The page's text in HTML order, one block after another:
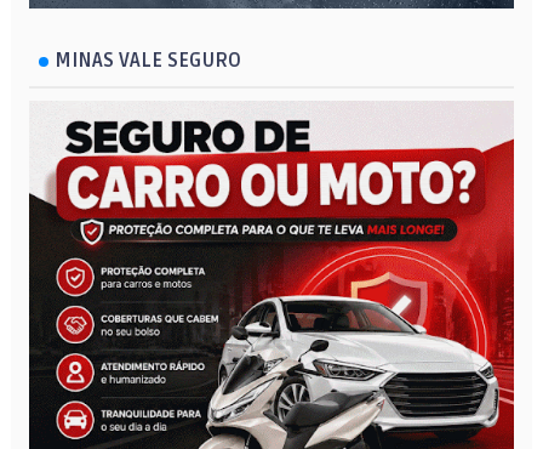
MINAS VALE SEGURO